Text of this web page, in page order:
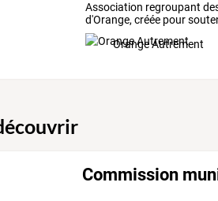
Association regroupant
d'Orange,crééepour
et…
Orange Autrement
Commission